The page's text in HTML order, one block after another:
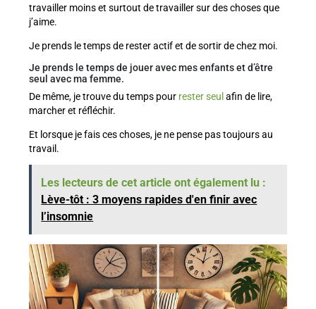
travailler moins et surtout de travailler sur des choses que
j’aime.
Je prends le temps de rester actif et de sortir de chez moi.
Je prends le temps de jouer avec mes enfants et d’être
seul avec ma femme.
De même, je trouve du temps pour rester seul afin de lire,
marcher et réfléchir.
Et lorsque je fais ces choses, je ne pense pas toujours au
travail.
Les lecteurs de cet article ont également lu :
Lève-tôt : 3 moyens rapides d'en finir avec
l’insomnie